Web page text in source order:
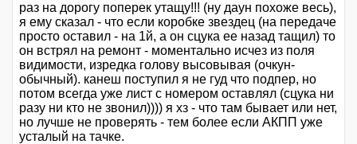
раз на дорогу поперек утащу!!! (ну даун похоже весь),
я ему сказал - что если коробке звездец (на передаче
просто оставил - на 1й, а он сцука ее назад тащил) то
он встрял на ремонт - моментально исчез из поля
видимости, изредка голову высовывая (очкун-
обычный). канеш поступил я не гуд что подпер, но
потом всегда уже лист с номером оставлял (сцука ни
разу ни кто не звонил)))) я хз - что там бывает или нет,
но лучше не проверять - тем более если АКПП уже
усталый на тачке.